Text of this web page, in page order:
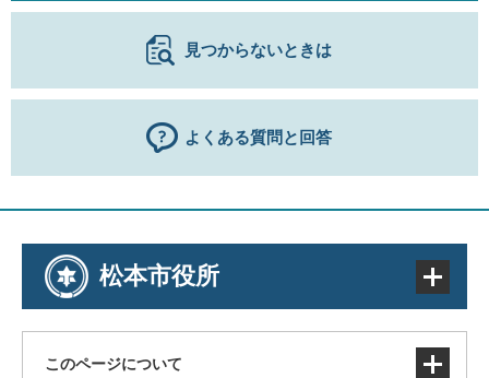
見つからないときは
よくある質問と回答
松本市役所
このページについて